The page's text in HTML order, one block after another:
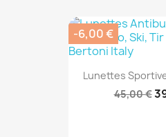
Lunettes
45,00 €
-6,00 €